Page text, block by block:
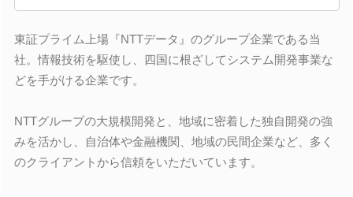
東証プライム上場『NTTデータ』のグループ企業である当
社。情報技術を駆使し、四国に根ざしてシステム開発事業な
どを手がける企業です。
NTTグループの大規模開発と、地域に密着した独自開発の強
みを活かし、自治体や金融機関、地域の民間企業など、多く
のクライアントから信頼をいただいています。